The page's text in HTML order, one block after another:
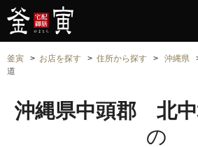
釜寅 お店を探す 住所から探す 沖縄県
道
沖縄県中頭郡 北中
の